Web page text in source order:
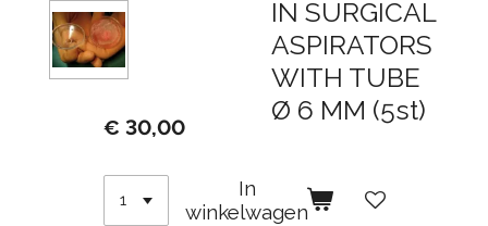
IN SURGICAL
ASPIRATORS
WITH TUBE
Ø 6 MM (5st)
€ 30,00
In
winkelwagen